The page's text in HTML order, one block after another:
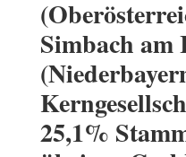
Simbach am
25,1%